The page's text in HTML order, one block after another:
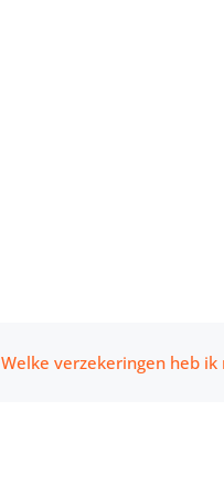
Welke verzekeringen heb